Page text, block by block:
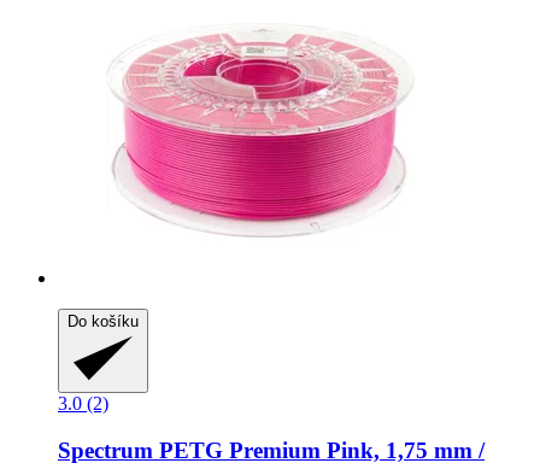
Do košíku
3.0 (2)
Spectrum PETG Premium Pink, 1,75 mm /